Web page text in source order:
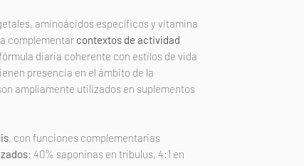
aminoácidos específicos y vitamina
complementar contextos de actividad
diaria coherente con estilos de vida
presencia en el ámbito de la
ampliamente utilizados en suplementos
, con funciones complementarias
: 40% saponinas en tribulus, 4:1 en